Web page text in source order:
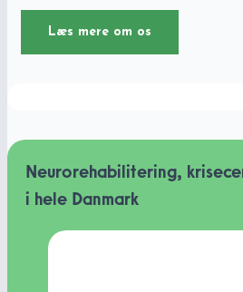
Læs mere om os
Neurorehabilitering,
i hele Danmark